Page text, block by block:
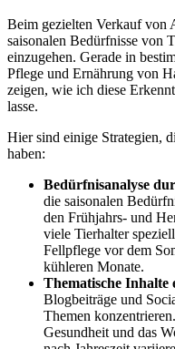
Beim gezielten Verkauf von
‍saisonalen Bedürfnisse von
einzugehen. ​Gerade in
‌Pflege und Ernährung von
zeigen, wie ich diese
lasse.
Hier sind einige ⁢Strategien,
haben:
Bedürfnisanalyse
die saisonalen
den Frühjahrs- und
viele Tierhalter
Fellpflege vor ‌dem
kühleren Monate.
Thematische Inhalte
Blogbeiträge und
Themen
Gesundheit und das